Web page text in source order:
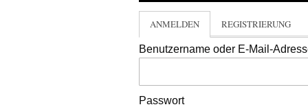
ANMELDEN REGISTRIERUNG
Benutzername oder E-Mail-
Passwort